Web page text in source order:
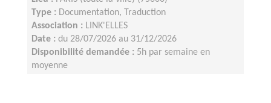
Type : Documentation, Traduction
Association : LINK'ELLES
Date : du 28/07/2026 au 31/12/2026
Disponibilité demandée : 5h par semaine en
moyenne